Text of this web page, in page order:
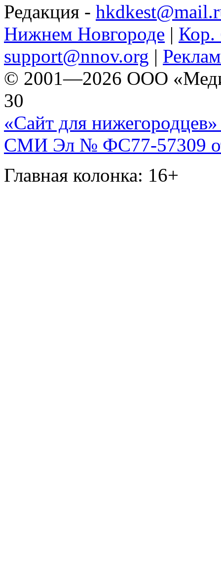
Редакция -
Нижнем Новгороде | Кор.
support@nnov.org |
© 2001—2026 ООО
30
«Сайт для нижегородцев»
СМИ Эл № ФС77-57309
Главная колонка: 16+